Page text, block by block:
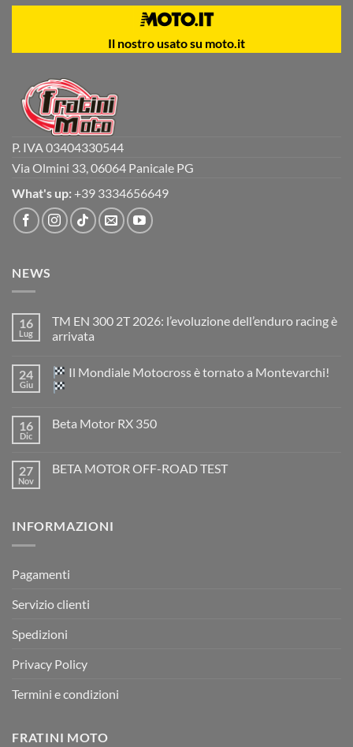
Il nostro usato su moto.it
P. IVA 03404330544
Via Olmini 33, 06064 Panicale PG
What's up: +39 3334656649
NEWS
16
Lug
TM EN 300 2T 2026: l’evoluzione dell’enduro racing è
arrivata
su
TM
EN
2026:
è
arrivata
24
Giu
Il Mondiale Motocross è tornato a Montevarchi!
su
Motocross
è
16
Dic
Beta Motor RX 350
Beta
27
Nov
BETA MOTOR OFF-ROAD TEST
MOTOR
INFORMAZIONI
Pagamenti
Servizio clienti
Spedizioni
Privacy Policy
Termini e condizioni
FRATINI MOTO